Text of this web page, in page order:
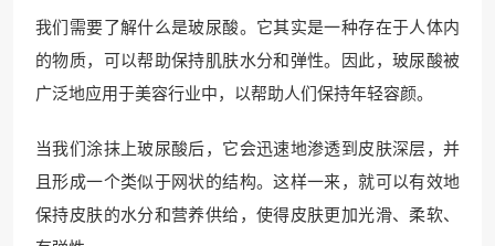
我们需要了解什么是玻尿酸。它其实是一种存在于人体内
的物质，可以帮助保持肌肤水分和弹性。因此，玻尿酸被
广泛地应用于美容行业中，以帮助人们保持年轻容颜。
当我们涂抹上玻尿酸后，它会迅速地渗透到皮肤深层，并
且形成一个类似于网状的结构。这样一来，就可以有效地
保持皮肤的水分和营养供给，使得皮肤更加光滑、柔软、